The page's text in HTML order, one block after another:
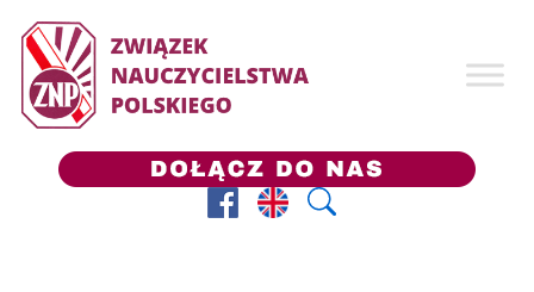
FacebookPrezes ZNP
Wyszukaj